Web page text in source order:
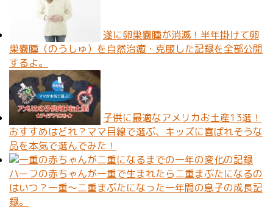
遂に卵巣嚢腫が消滅！半年掛けて卵
巣嚢腫（のうしゅ）を自然治癒・克服した記録を全部公開
するよ。
子供に最適なアメリカお土産13選！
おすすめはどれ？ママ目線で選ぶ、キッズに喜ばれそうな
品を本気で選んでみた！
ハーフの赤ちゃんが一重で生まれたら二重まぶたになるの
はいつ？一重〜二重まぶたになった一年間の息子の成長記
録。